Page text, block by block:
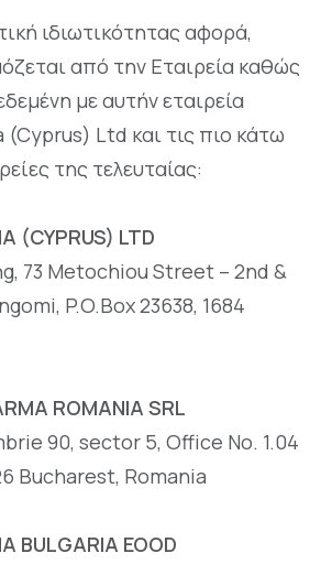
ιδιωτικότητας αφορά,
από την Εταιρεία καθώς
με αυτήν εταιρεία
(Cyprus) Ltd και τις πιο κάτω
της τελευταίας:
(CYPRUS) LTD
73 Metochiou Street – 2nd &
P.O.Box 23638, 1684
ROMANIA SRL
90, sector 5, Office No. 1.04
Bucharest, Romania
BULGARIA EOOD